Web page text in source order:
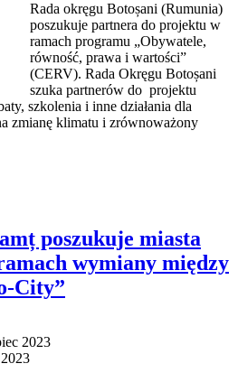
Rada okręgu Botoșani (Rumunia)
poszukuje partnera do projektu w
ramach programu „Obywatele,
równość, prawa i wartości”
(CERV). Rada Okręgu Botoșani
szuka partnerów do projektu
szkolenia i inne działania dla
zmianę klimatu i zrównoważony
poszukuje miasta
wymiany między
City”
2023